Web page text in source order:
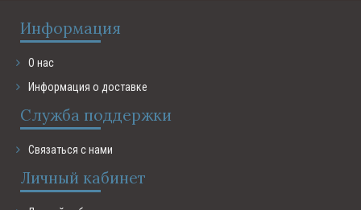
Информация
О нас
Информация о доставке
Служба поддержки
Связаться с нами
Личный кабинет